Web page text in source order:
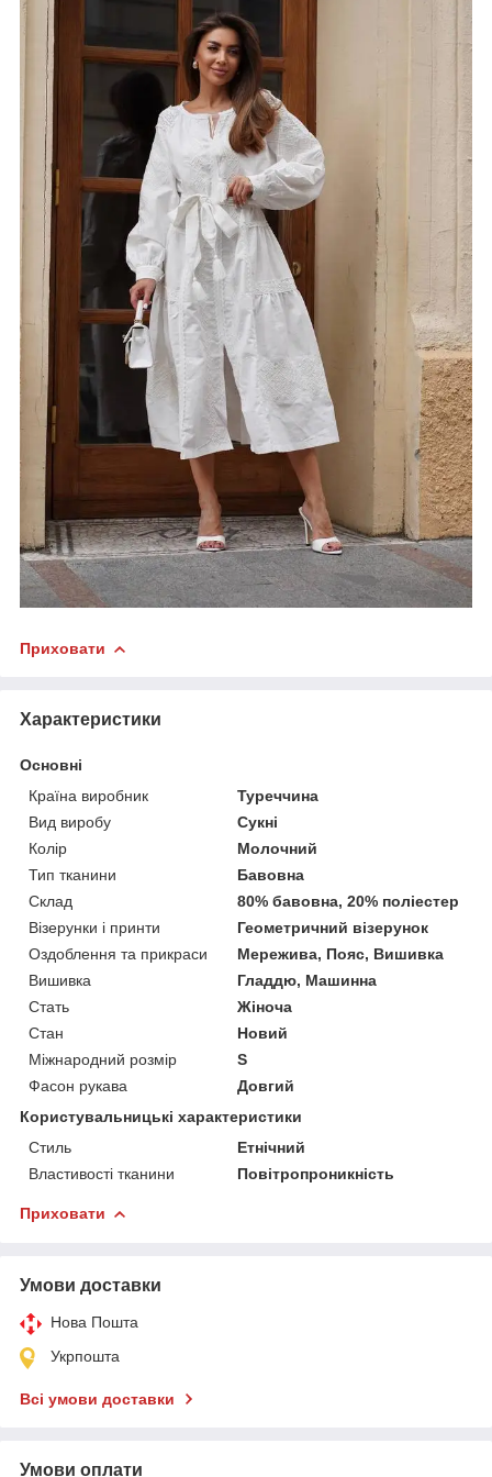
Приховати
Характеристики
Основні
Країна виробник
Туреччина
Вид виробу
Сукні
Колір
Молочний
Тип тканини
Бавовна
Склад
80% бавовна, 20% поліестер
Візерунки і принти
Геометричний візерунок
Оздоблення та прикраси
Мережива, Пояс, Вишивка
Вишивка
Гладдю, Машинна
Стать
Жіноча
Стан
Новий
Міжнародний розмір
S
Фасон рукава
Довгий
Користувальницькі характеристики
Стиль
Етнічний
Властивості тканини
Повітропроникність
Приховати
Умови доставки
Нова Пошта
Укрпошта
Всі умови доставки
Умови оплати